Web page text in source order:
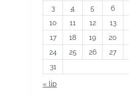
3
4 5 6
10
11 12 13
17
18 19 20
24
25 26 27
31
« lip